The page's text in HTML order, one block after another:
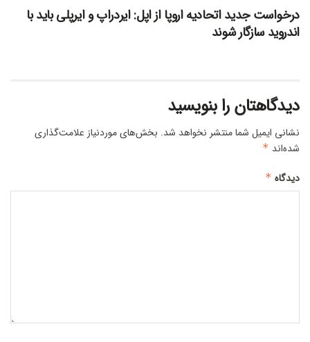
درخواست جدید اتحادیه اروپا از اپل: ایردراپ و ایرپلی باید با
اندروید سازگار شوند
دیدگاهتان را بنویسید
نشانی ایمیل شما منتشر نخواهد شد. بخش‌های موردنیاز علامت‌گذاری
شده‌اند *
دیدگاه *